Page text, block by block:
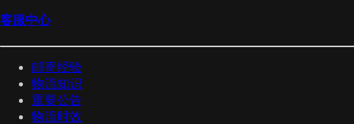
客服中心
邮寄经验
物流知识
重要公告
物流时效